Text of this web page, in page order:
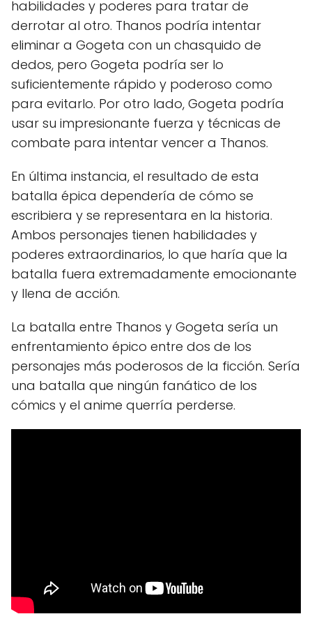
habilidades y poderes para tratar de
derrotar al otro. Thanos podría intentar
eliminar a Gogeta con un chasquido de
dedos, pero Gogeta podría ser lo
suficientemente rápido y poderoso como
para evitarlo. Por otro lado, Gogeta podría
usar su impresionante fuerza y técnicas de
combate para intentar vencer a Thanos.
En última instancia, el resultado de esta
batalla épica dependería de cómo se
escribiera y se representara en la historia.
Ambos personajes tienen habilidades y
poderes extraordinarios, lo que haría que la
batalla fuera extremadamente emocionante
y llena de acción.
La batalla entre Thanos y Gogeta sería un
enfrentamiento épico entre dos de los
personajes más poderosos de la ficción. Sería
una batalla que ningún fanático de los
cómics y el anime querría perderse.